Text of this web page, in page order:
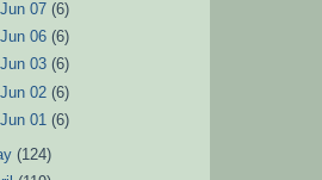
Jun 07(6)
Jun 06(6)
Jun 03(6)
Jun 02(6)
Jun 01(6)
(124)